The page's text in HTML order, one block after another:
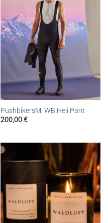
PushbikersM. WB Heli Pant
200,00€